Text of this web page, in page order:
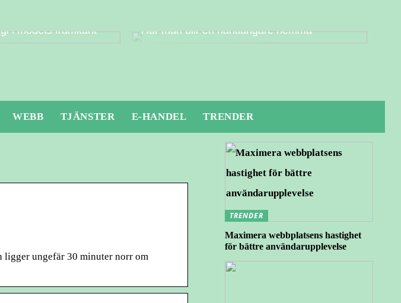
i modets framkant Hur man blir en hantlangare hemma
WEBB TJÄNSTER E-HANDEL TRENDER
ungefär 30 minuter norr om
TRENDER
Maximera webbplatsens hastighet
för bättre användarupplevelse